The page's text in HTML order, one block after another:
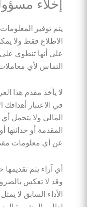
إخلاء
يتم توفير
الاطلاع فقط ولا
على أنها تنطوي
التماس لأي
لا يأخذ مقدم هذا
في الاعتبار
المالي ولا يتحمل
المقدمة أو حداثتها
عن أي معلومات
أي آراء يتم
وقد لا تعكس
الأداء السابق لا